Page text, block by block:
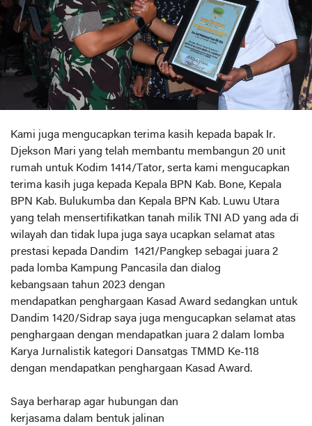
Kami juga mengucapkan terima kasih kepada bapak Ir.
Djekson Mari yang telah membantu membangun 20 unit
rumah untuk Kodim 1414/Tator, serta kami mengucapkan
terima kasih juga kepada Kepala BPN Kab. Bone, Kepala
BPN Kab. Bulukumba dan Kepala BPN Kab. Luwu Utara
yang telah mensertifikatkan tanah milik TNI AD yang ada di
wilayah dan tidak lupa juga saya ucapkan selamat atas
prestasi kepada Dandim 1421/Pangkep sebagai juara 2
pada lomba Kampung Pancasila dan dialog
kebangsaan tahun 2023 dengan
mendapatkan penghargaan Kasad Award sedangkan untuk
Dandim 1420/Sidrap saya juga mengucapkan selamat atas
penghargaan dengan mendapatkan juara 2 dalam lomba
Karya Jurnalistik kategori Dansatgas TMMD Ke-118
dengan mendapatkan penghargaan Kasad Award.
Saya berharap agar hubungan dan
kerjasama dalam bentuk jalinan